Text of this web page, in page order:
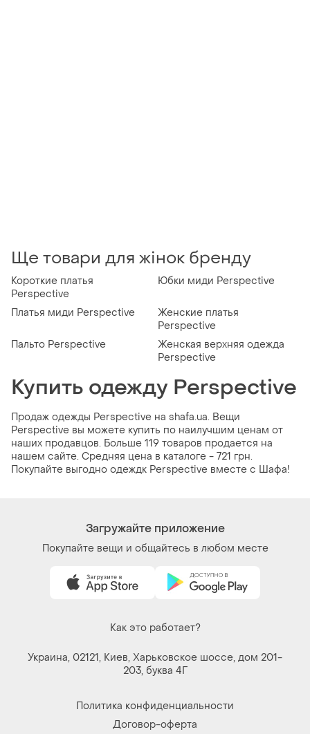
Ще товари для жінок бренду
Короткие платья
Perspective
Юбки миди Perspective
Платья миди Perspective
Женские платья
Perspective
Пальто Perspective
Женская верхняя одежда
Perspective
Купить одежду Perspective
Продаж одежды Perspective на shafa.ua. Вещи
Perspective вы можете купить по наилучшим ценам от
наших продавцов. Больше 119 товаров продается на
нашем сайте. Средняя цена в каталоге - 721 грн.
Покупайте выгодно одеждк Perspective вместе с Шафа!
Загружайте приложение
Покупайте вещи и общайтесь в любом месте
Как это работает?
Украина, 02121, Киев, Харьковское шоссе, дом 201-
203, буква 4Г
Политика конфиденциальности
Договор-оферта